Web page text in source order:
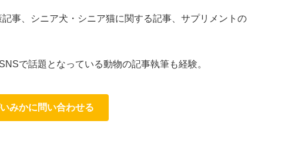
事、シニア犬・シニア猫に関する記事、サプリメントの
で話題となっている動物の記事執筆も経験。
みかに問い合わせる